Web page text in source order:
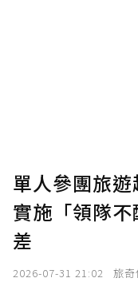
單人參團旅
實施「領隊
差
2026-07-31 21:02 旅